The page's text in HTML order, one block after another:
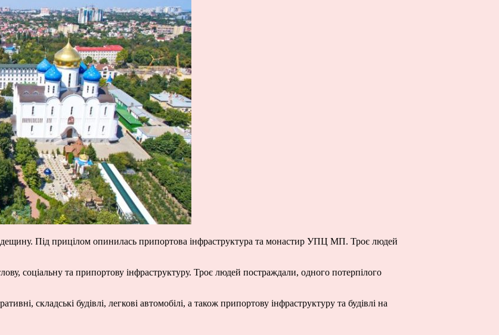
Під прицілом опинилась припортова інфраструктура та монастир УПЦ МП. Троє людей
соціальну та припортову інфраструктуру. Троє людей постраждали, одного потерпілого
складські будівлі, легкові автомобілі, а також припортову інфраструктуру та будівлі на